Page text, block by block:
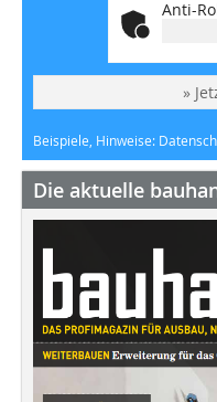
Anti-
»
Beispiele, Hinweise:
Die aktuelle